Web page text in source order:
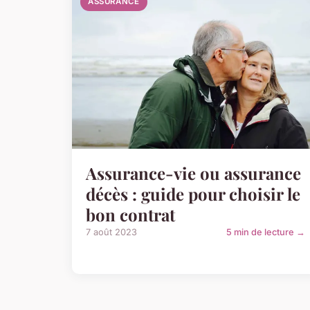
Assurance-vie ou assurance
décès : guide pour choisir le
bon contrat
7 août 2023 5 min de lecture →